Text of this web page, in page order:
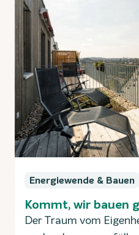
Energiewende & Bauen
Kommt, wir bauen
Der Traum vom